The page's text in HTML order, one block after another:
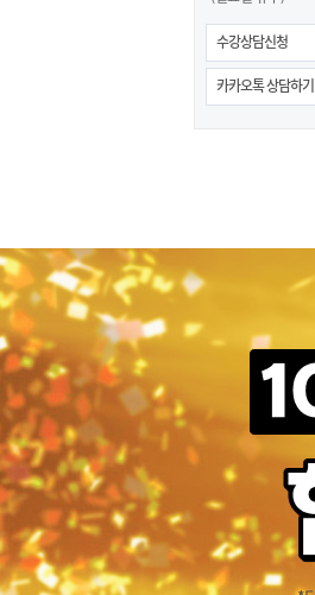
수강상담신청
카카오톡 상담하기